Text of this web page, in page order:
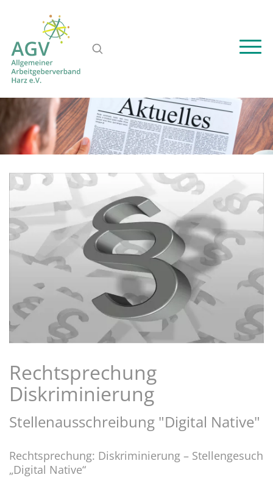
Rechtsprechung
Diskriminierung
Stellenausschreibung "Digital Native"
Rechtsprechung: Diskriminierung – Stellengesuch
„Digital Native“